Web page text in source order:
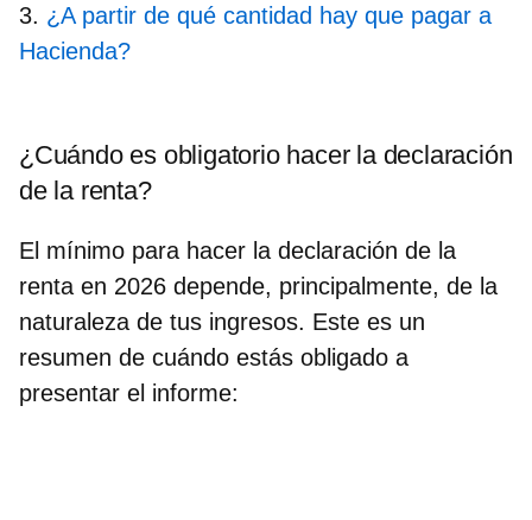
¿A partir de qué cantidad hay que pagar a
Hacienda?
¿Cuándo es obligatorio hacer la declaración
de la renta?
El mínimo para hacer la declaración de la
renta en 2026 depende, principalmente, de la
naturaleza de tus ingresos. Este es un
resumen de cuándo estás obligado a
presentar el informe: